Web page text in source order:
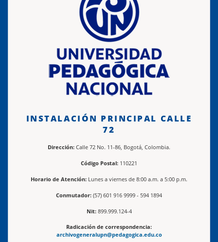
INSTALACIÓN PRINCIPAL CALLE
72
Dirección: Calle 72 No. 11-86, Bogotá, Colombia.
Código Postal: 110221
Horario de Atención: Lunes a viernes de 8:00 a.m. a 5:00 p.m.
Conmutador: (57) 601 916 9999 - 594 1894
Nit:899.999.124-4
Radicación de correspondencia:
archivogeneralupn@pedagogica.edu.co